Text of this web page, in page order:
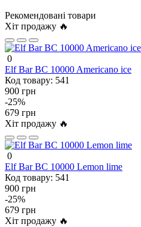
Рекомендовані товари
Хіт продажу 🔥
0
Elf Bar BC 10000 Americano ice
Код товару: 541
900 грн
-25%
679 грн
Хіт продажу 🔥
0
Elf Bar BC 10000 Lemon lime
Код товару: 541
900 грн
-25%
679 грн
Хіт продажу 🔥